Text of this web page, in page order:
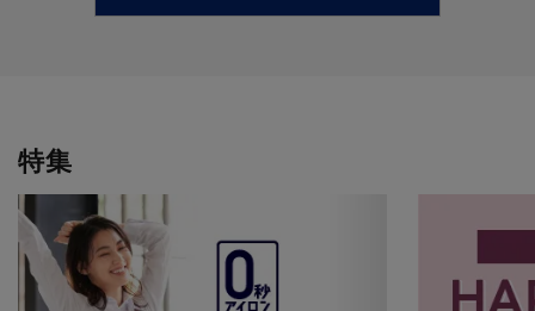
特集